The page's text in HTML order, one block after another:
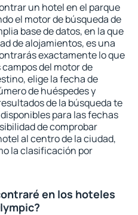
un hotel en el parque
el motor de búsqueda de
base de datos, en la que
de alojamientos, es una
exactamente lo que
del motor de
elige la fecha de
de huéspedes y
de la búsqueda te
para las fechas
de comprobar
al centro de la ciudad,
la clasificación por
en los hoteles